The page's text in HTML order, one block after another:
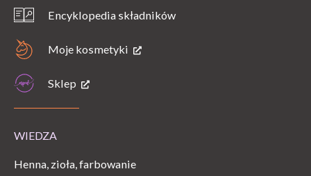
Encyklopedia składników
Moje kosmetyki
Sklep
WIEDZA
Henna, zioła, farbowanie